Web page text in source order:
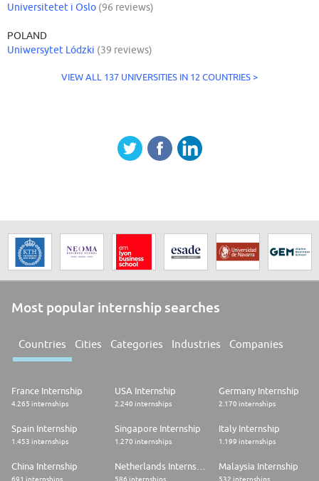
Universitetet i Oslo (96 reviews)
POLAND
Uniwersytet Lódzki (39 reviews)
VIEW ALL 137 UNIVERSITIES IN 12 COUNTRIES >
Most popular internship searches
Countries Cities Categories Industries Companies
France Internship
4.265 internships
USA Internship
2.240 internships
Germany Internship
2.170 internships
Spain Internship
1.453 internships
Singapore Internship
1.270 internships
Italy Internship
1.199 internships
China Internship
691 internships 586 internships
Malaysia Internship
532 internships